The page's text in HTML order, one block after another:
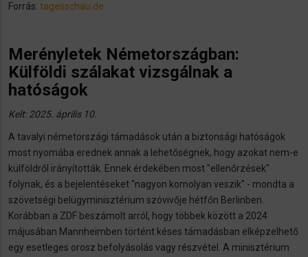
Forrás: tagesschau.de
Merényletek Németországban:
Külföldi szálakat vizsgálnak a
hatóságok
Kelt: 2025. április 10.
A tavalyi németországi támadások után a biztonsági hatóságok
most nyomába erednek annak a lehetőségnek, hogy azokat nem-e
külföldről irányították. Ennek érdekében most "ellenőrzések"
folynak, és a bejelentéseket "nagyon komolyan veszik" - mondta a
szövetségi belügyminisztérium szóvivője hétfőn Berlinben.
Korábban a ZDF beszámolt arról, hogy többek között a 2024
májusában Mannheimben történt késes támadásban elképzelhető
egy esetleges orosz befolyásolás vagy részvétel. A minisztérium